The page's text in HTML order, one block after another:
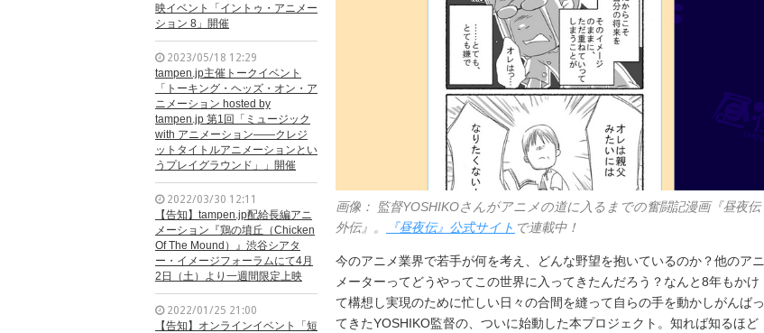
映イベント「イントゥ・アニメー
ション 8」開催
2023/05/18 12:29
tampen.jp主催トークイベント
「トーキング・ヘッズ・オン・ア
ニメーション hosted by
tampen.jp 第1回「ミュージック
with アニメーション——クレジ
ットタイトルアニメーションとい
うプレイグラウンド」」開催
2022/03/30 12:11
【告知】tampen.jp配給長編アニ
メーション『鶏の墳丘（Chicken
Of The Mound）』渋谷シアタ
ー・イメージフォーラムにて4月
2日（土）より一週間限定上映
2022/01/25 21:00
【告知】オンラインイベント「短
画像： 監督YOSHIKOさんがアニメの道に入るまでの奮闘記漫画『昼夜伝
外伝』。
『昼夜伝』公式サイト で連載中！
今のアニメ業界で若手が何を考え、どんな野望を抱いているのか？他のアニ
メーターってどうやってこの世界に入ってきたんだろう？なんと8年もかけ
て構想し実現のために忙しい日々の合間を縫って自らの手を動かしがんばっ
てきたYOSHIKO監督の、ついに始動した本プロジェクト。知れば知るほど